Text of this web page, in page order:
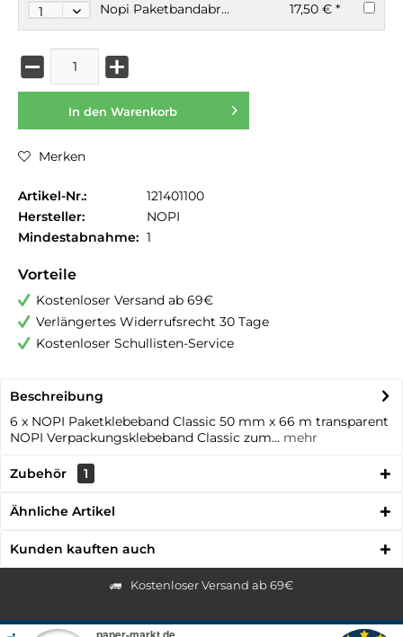
Nopi Paketbandabroller für Packband bis 50mm x 66m 17,50 € *
In den Warenkorb
Merken
Artikel-Nr.:
121401100
Hersteller:
NOPI
Mindestabnahme: 1
Vorteile
Kostenloser Versand ab 69€
Verlängertes Widerrufsrecht 30 Tage
Kostenloser Schullisten-Service
Beschreibung
6 x NOPI Paketklebeband Classic 50 mm x 66 m transparent
NOPI Verpackungsklebeband Classic zum... mehr
Zubehör 1
Ähnliche Artikel
Kunden kauften auch
Kostenloser Versand ab 69€